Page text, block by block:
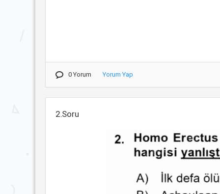
0 Yorum Yorum Yap
2.Soru